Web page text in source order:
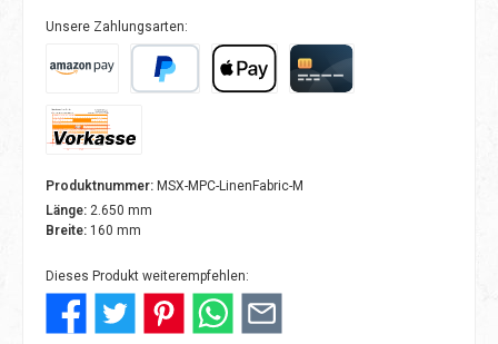
Unsere Zahlungsarten:
Produktnummer: MSX-MPC-LinenFabric-M
Länge: 2.650 mm
Breite: 160 mm
Dieses Produkt weiterempfehlen: